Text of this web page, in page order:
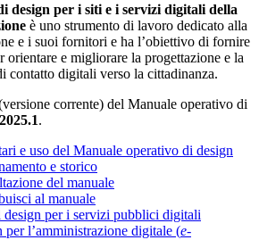
design per i siti e i servizi digitali della
è uno strumento di lavoro dedicato alla
e i suoi fornitori e ha l’obiettivo di fornire
orientare e migliorare la progettazione e la
contatto digitali verso la cittadinanza.
corrente) del Manuale operativo di
2025.1.
e uso del Manuale operativo di design
e storico
del manuale
al manuale
design per i servizi pubblici digitali
per l’amministrazione digitale (e-